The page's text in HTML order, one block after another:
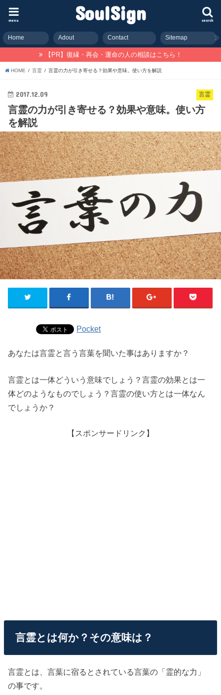
SoulSign search
menu
Home Adout Contact Sitemap
【PR】復縁・再会・運命の人の相談はこちら！
HOME 言霊 言霊の力が引き寄せる？効果や意味。使い方を解説
言霊
2017.12.09
言霊の力が引き寄せる？効果や意味。使い方
を解説
Pocket
あなたは言霊と言う言葉を聞いた事はありますか？
言霊とは一体どういう意味でしょう？言霊の効果とは一
体どのようなものでしょう？言霊の使い方とは一体なん
でしょうか？
【スポンサードリンク】
言霊とは何か？その意味は？
言霊とは、言葉に宿るとされている言葉の「霊的な力」
の事です。